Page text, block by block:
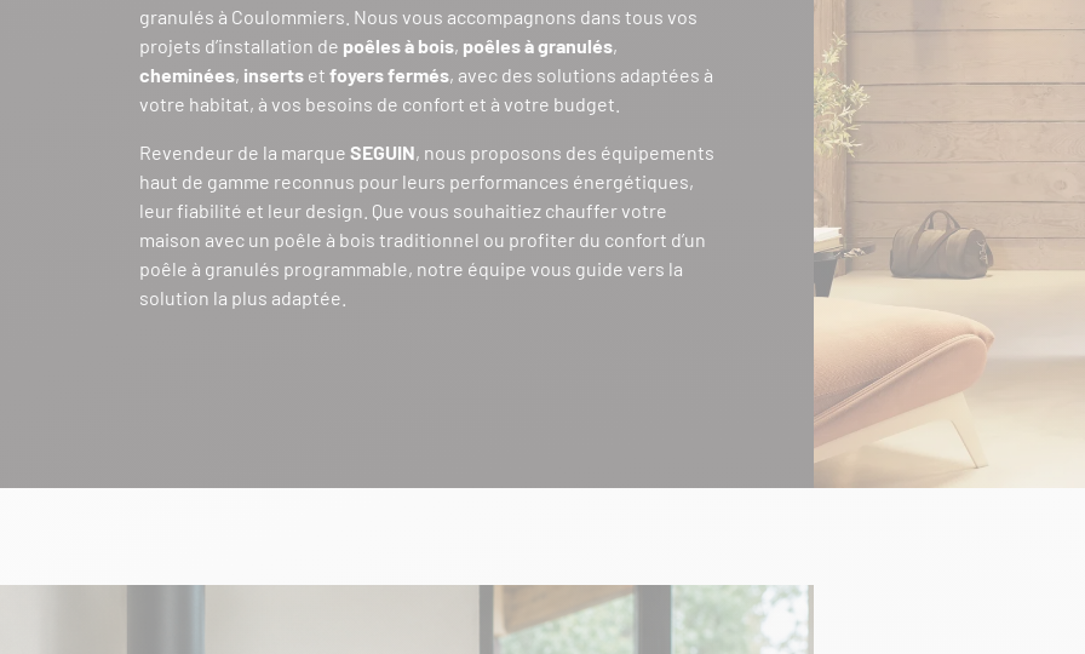
granulés à Coulommiers. Nous vous accompagnons dans tous vos
projets d’installation de poêles à bois, poêles à granulés,
cheminées, inserts et foyers fermés, avec des solutions adaptées à
votre habitat, à vos besoins de confort et à votre budget.
Revendeur de la marque SEGUIN, nous proposons des équipements
haut de gamme reconnus pour leurs performances énergétiques,
leur fiabilité et leur design. Que vous souhaitiez chauffer votre
maison avec un poêle à bois traditionnel ou profiter du confort d’un
poêle à granulés programmable, notre équipe vous guide vers la
solution la plus adaptée.